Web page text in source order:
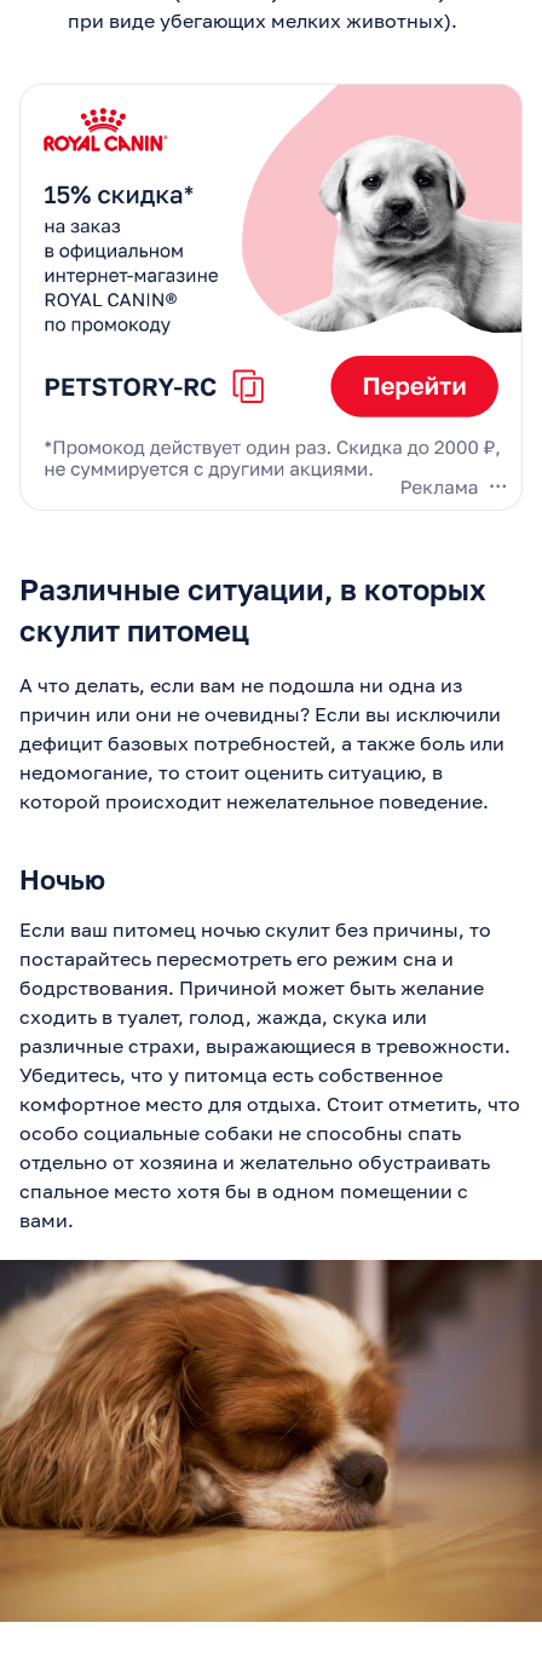
при виде убегающих мелких животных).
Различные ситуации, в которых
скулит питомец
А что делать, если вам не подошла ни одна из
причин или они не очевидны? Если вы исключили
дефицит базовых потребностей, а также боль или
недомогание, то стоит оценить ситуацию, в
которой происходит нежелательное поведение.
Ночью
Если ваш питомец ночью скулит без причины, то
постарайтесь пересмотреть его режим сна и
бодрствования. Причиной может быть желание
сходить в туалет, голод, жажда, скука или
различные страхи, выражающиеся в тревожности.
Убедитесь, что у питомца есть собственное
комфортное место для отдыха. Стоит отметить, что
особо социальные собаки не способны спать
отдельно от хозяина и желательно обустраивать
спальное место хотя бы в одном помещении с
вами.